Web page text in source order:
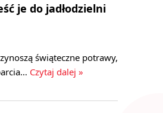
je do jadłodzielni
świąteczne potrawy,
Czytaj dalej »